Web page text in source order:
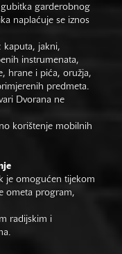
garderobnog
naplaćuje se iznos
kaputa, jakni,
instrumenata,
hrane i pića, oružja,
predmeta.
Dvorana ne
korištenje mobilnih
je omogućen tijekom
ometa program,
radijskim i